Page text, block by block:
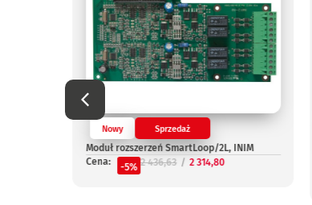
Nowy Sprzedaż
Moduł rozszerzeń SmartLoop/2L, INIM
Cena:
-5% 2 436,63 2 314,80